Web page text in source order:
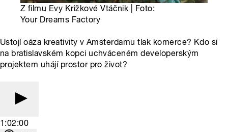
Z filmu Evy Križkové Vtáčnik | Foto:
Your Dreams Factory
Ustojí oáza kreativity v Amsterdamu tlak komerce? Kdo si
na bratislavském kopci uchváceném developerským
projektem uhájí prostor pro život?
1:02:00